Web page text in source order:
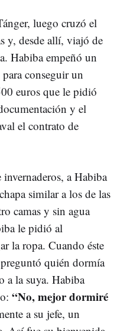
luego cruzó el
y, desde allí, viajó de
Habiba empeñó un
conseguir un
euros que le pidió
y el
el contrato de
a Habiba
similar a los de las
camas y sin agua
le pidió al
la ropa. Cuando éste
quién dormía
a la suya. Habiba
“No, mejor dormiré
a su jefe, un